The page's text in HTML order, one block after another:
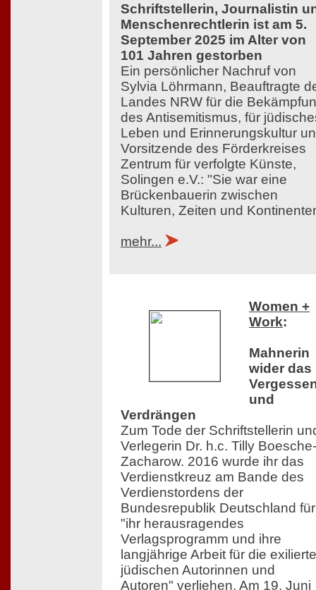
Schriftstellerin, Journalistin
Menschenrechtlerin ist am 5.
September 2025 im Alter von
101 Jahren gestorben
Ein persönlicher Nachruf von
Sylvia Löhrmann, Beauftragte
Landes NRW für die
des Antisemitismus, für
Leben und Erinnerungskultur
Vorsitzende des Förderkreises
Zentrum für verfolgte Künste,
Solingen e.V.: "Sie war eine
Brückenbauerin zwischen
Kulturen, Zeiten und
mehr...
Women +
Work:
Mahnerin
wider das
und
Verdrängen
Zum Tode der Schriftstellerin
Verlegerin Dr. h.c. Tilly Boesche-
Zacharow. 2016 wurde ihr das
Verdienstkreuz am Bande des
Verdienstordens der
Bundesrepublik Deutschland für
"ihr herausragendes
Verlagsprogramm und ihre
langjährige Arbeit für die
jüdischen Autorinnen und
Autoren" verliehen. Am 19. Juni